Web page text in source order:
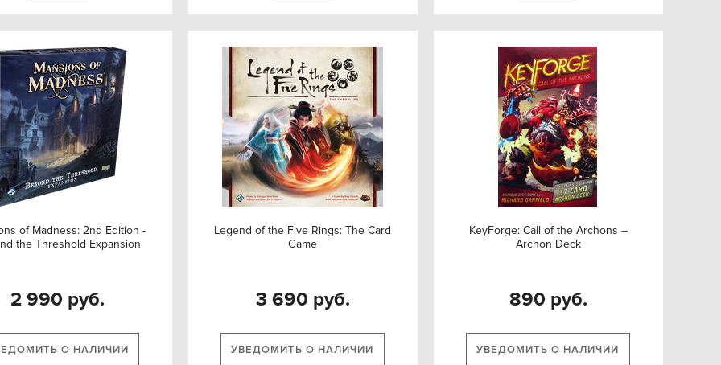
of Madness: 2nd Edition -
the Threshold Expansion
2 990 руб.
О НАЛИЧИИ
Legend of the Five Rings: The Card
Game
3 690 руб.
УВЕДОМИТЬ О НАЛИЧИИ
KeyForge: Call of the Archons –
Archon Deck
890 руб.
УВЕДОМИТЬ О НАЛИЧИИ